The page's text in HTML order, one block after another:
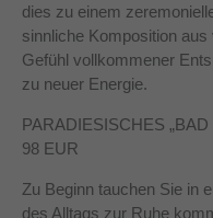
dies zu einem
sinnliche Komposition
Gefühl vollkommener
zu neuer Energie.
PARADIESISCHES
98 EUR
Zu Beginn tauchen Sie in
des Alltags zur Ruhe